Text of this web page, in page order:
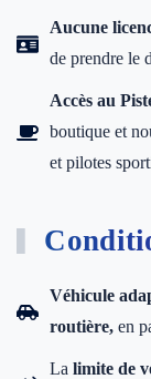
Aucune
de prendre le
Accès au
boutique et
et pilotes
Véhicule
routière, en
La limite de